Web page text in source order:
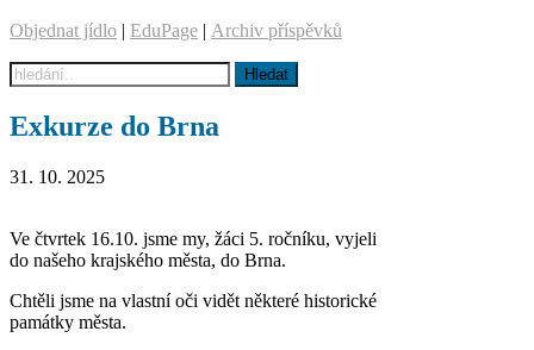
Objednat jídlo | EduPage | Archiv příspěvků
Exkurze do Brna
31. 10. 2025
Ve čtvrtek 16.10. jsme my, žáci 5. ročníku, vyjeli
do našeho krajského města, do Brna.
Chtěli jsme na vlastní oči vidět některé historické
památky města.